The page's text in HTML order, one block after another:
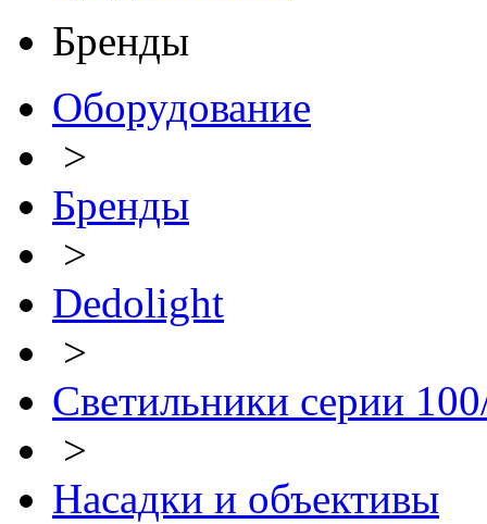
Бренды
Оборудование
>
Бренды
>
Dedolight
>
Светильники серии
>
Насадки и объективы